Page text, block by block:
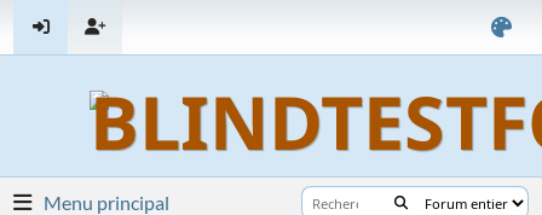
Menu principal